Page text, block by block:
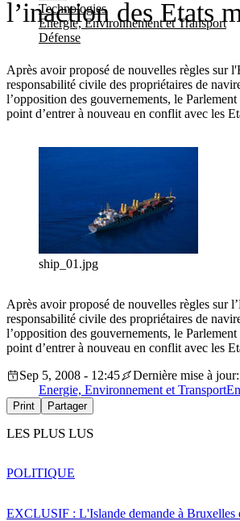
Technologies
Energie, Environnement et Transport
Défense
l’inaction des Etats
Après avoir proposé de nouvelles règles sur
responsabilité civile des propriétaires de
l’opposition des gouvernements, le
point d’entrer à nouveau en conflit avec les
ship_01.jpg
Après avoir proposé de nouvelles règles sur
responsabilité civile des propriétaires de
l’opposition des gouvernements, le
point d’entrer à nouveau en conflit avec les
Sep 5, 2008 - 12:45
Dernière mise à
Energie, Environnement et Transport
Print Partager
LES PLUS LUS
EXCLUSIF : L'Islande demande à Bruxelles
POLITIQUE